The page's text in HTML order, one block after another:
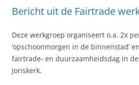
Bericht uit de Fairtrade
Deze werkgroep organiseert o.a. 2x
‘opschoonmorgen in de binnenstad’
fairtrade- en duurzaamheidsdag in de
Joriskerk.